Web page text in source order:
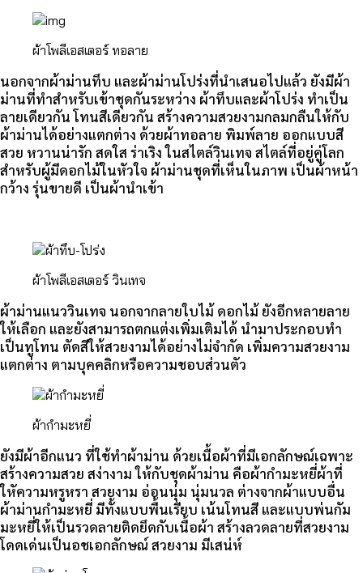
ผ้าโพลีเอสเตอร์ ทอลาย
นอกจากผ้าม่านทึบ และผ้าม่านโปร่งที่นำเสนอไปแล้ว ยังมีผ้า
ม่านที่ทำสำหรับเข้าชุดกันระหว่าง ผ้าทึบและผ้าโปร่ง ทำเป็น
ลายเดียวกัน โทนสีเดียวกัน สร้างความสวยงามกลมกลืนให้กับ
ผ้าม่านได้อย่างแตกต่าง ด้วยผ้าทอลาย พิมพ์ลาย ออกแบบสี
สวย หวานน่ารัก สดใส ร่าเริง ในสไตล์วินเทจ สไตล์ที่อยู่คู่โลก
สำหรับผู้มีดอกไม้ในหัวใจ ผ้าม่านชุดที่เห็นในภาพ เป็นผ้าหน้า
กว้าง รุ่นขายดี เป็นผ้านำเข้า
ผ้าโพลีเอสเตอร์ วินเทจ
ผ้าม่านแนววินเทจ นอกจากลายใบไม้ ดอกไม้ ยังอีกหลายลาย
ให้เลือก และยังสามารถตกแต่งเพิ่มเติมได้ นำมาประกอบทำ
เป็นทูโทน ตัดสีให้สวยงามได้อย่างไม่จำกัด เพิ่มความสวยงาม
แตกต่าง ตามบุคคลิกหรือความชอบส่วนตัว
ผ้ากำมะหยี่
ยังมีผ้าอีกแนว ที่ใช้ทำผ้าม่าน ด้วยเนื้อผ้าที่มีเอกลักษณ์เฉพาะ
สร้างความสวย สง่างาม ให้กับชุดผ้าม่าน คือผ้ากำมะหยี่ผ้าที่
ใหัความหรูหรา สวยงาม อ่อนนุ่ม นุ่มนวล ต่างจากผ้าแบบอื่น
ผ้าม่านกำมะหยี่ มีทั้งแบบพื้นเรียบ เน้นโทนสี และแบบพ่นกัม
มะหยี่ให้เป็นรวดลายติดยึดกับเนื้อผ้า สร้างลวดลายที่สวยงาม
โดดเด่นเป็นอชเอกลักษณ์ สวยงาม มีเสน่ห์